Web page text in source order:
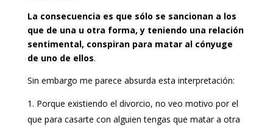
La consecuencia es que sólo se sancionan a los
que de una u otra forma, y teniendo una relación
sentimental, conspiran para matar al cónyuge
de uno de ellos.
Sin embargo me parece absurda esta interpretación:
Porque existiendo el divorcio, no veo motivo por el
que para casarte con alguien tengas que matar a otra